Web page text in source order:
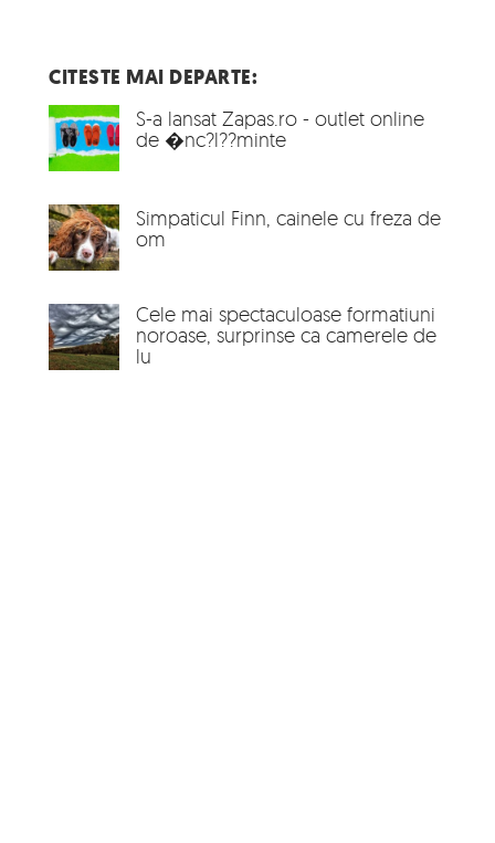
CITESTE MAI DEPARTE:
S-a lansat Zapas.ro - outlet online
de �nc?l??minte
Simpaticul Finn, cainele cu freza de
om
Cele mai spectaculoase formatiuni
noroase, surprinse ca camerele de
lu